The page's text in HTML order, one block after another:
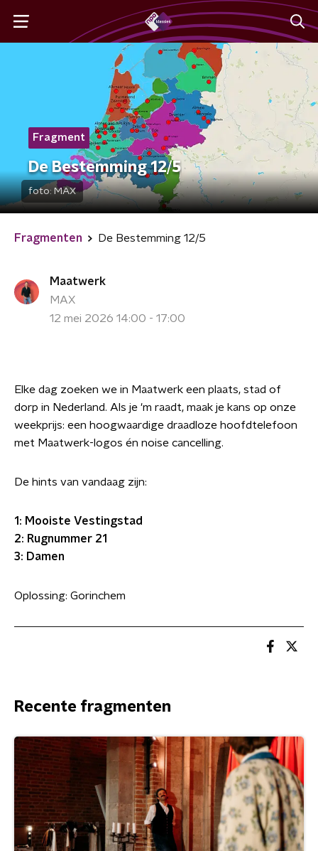
Fragment
De Bestemming 12/5
foto: MAX
Fragmenten De Bestemming 12/5
Maatwerk
MAX
12 mei 2026 14:00 - 17:00
Elke dag zoeken we in Maatwerk een plaats, stad of
dorp in Nederland. Als je 'm raadt, maak je kans op onze
weekprijs: een hoogwaardige draadloze hoofdtelefoon
met Maatwerk-logos én noise cancelling.
De hints van vandaag zijn:
1: Mooiste Vestingstad
2: Rugnummer 21
3: Damen
Oplossing: Gorinchem
Recente fragmenten